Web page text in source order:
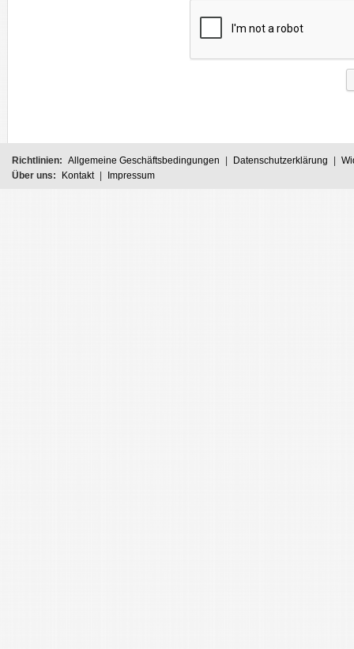
Richtlinien: Allgemeine Geschäftsbedingungen Datenschutzerklärung
Über uns:
Kontakt Impressum